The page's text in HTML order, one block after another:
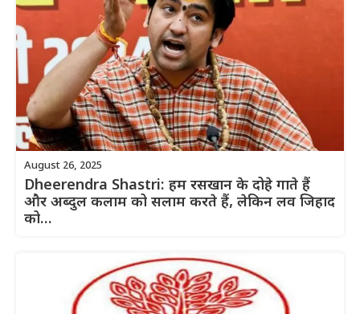
August 26, 2025
Dheerendra Shastri: हम रसखान के दोहे गाते हैं
और अब्दुल कलाम को सलाम करते हैं, लेकिन लव जिहाद
को…